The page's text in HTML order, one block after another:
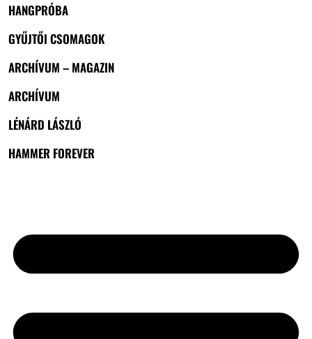
HANGPRÓBA
GYŰJTŐI CSOMAGOK
ARCHÍVUM – MAGAZIN
ARCHÍVUM
LÉNÁRD LÁSZLÓ
HAMMER FOREVER